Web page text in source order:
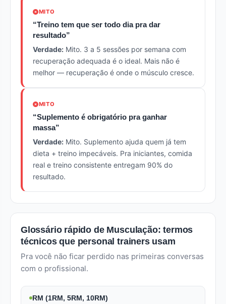
MITO
“Treino tem que ser todo dia pra dar
resultado”
Verdade: Mito. 3 a 5 sessões por semana com
recuperação adequada é o ideal. Mais não é
melhor — recuperação é onde o músculo cresce.
MITO
“Suplemento é obrigatório pra ganhar
massa”
Verdade: Mito. Suplemento ajuda quem já tem
dieta + treino impecáveis. Pra iniciantes, comida
real e treino consistente entregam 90% do
resultado.
Glossário rápido de Musculação: termos
técnicos que personal trainers usam
Pra você não ficar perdido nas primeiras conversas
com o profissional.
RM (1RM, 5RM, 10RM)